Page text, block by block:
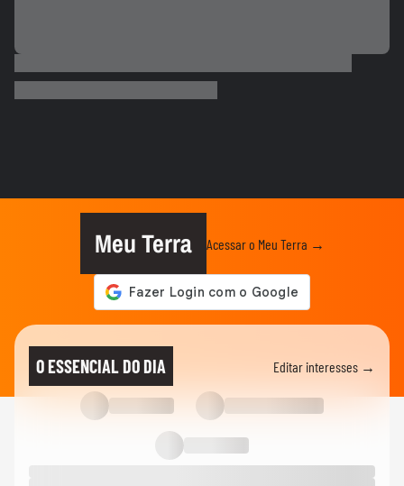
Brasileiro
Brasil vai chegar forte em 2026? Ancelotti
ainda busca o time ideal
Neymar deve ir à Copa? Discussão quente
sobre físico e função no...
Seleção perdeu identidade? Debate sobre
Ancelotti e treinadores...
Meu Terra Acessar o Meu Terra →
O ESSENCIAL DO DIA Editar interesses →